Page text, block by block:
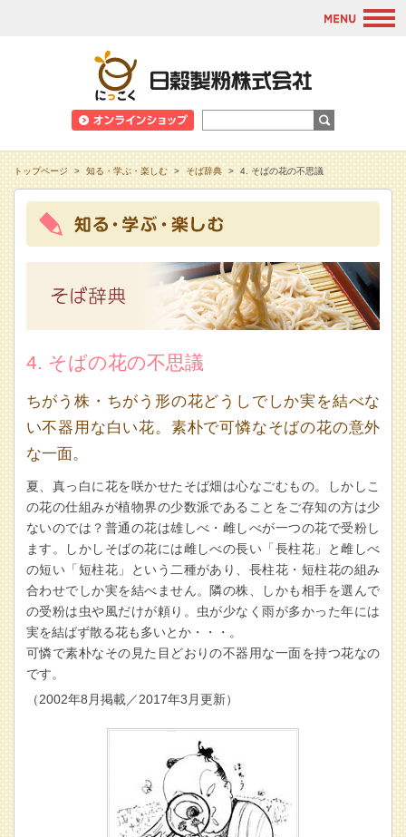
トップページ > 知る・学ぶ・楽しむ > そば辞典 > 4. そばの花の不思議
4. そばの花の不思議
ちがう株・ちがう形の花どうしでしか実を結べな
い不器用な白い花。素朴で可憐なそばの花の意外
な一面。
夏、真っ白に花を咲かせたそば畑は心なごむもの。しかしこ
の花の仕組みが植物界の少数派であることをご存知の方は少
ないのでは？普通の花は雄しべ・雌しべが一つの花で受粉し
ます。しかしそばの花には雌しべの長い「長柱花」と雌しべ
の短い「短柱花」という二種があり、長柱花・短柱花の組み
合わせでしか実を結べません。隣の株、しかも相手を選んで
の受粉は虫や風だけが頼り。虫が少なく雨が多かった年には
実を結ばず散る花も多いとか・・・。
可憐で素朴なその見た目どおりの不器用な一面を持つ花なの
です。
（2002年8月掲載／2017年3月更新）